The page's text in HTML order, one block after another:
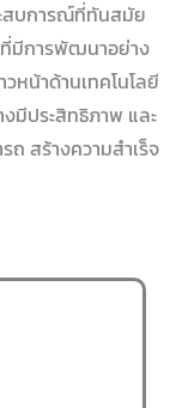
สบการณ์ที่ทันสมัย
มีการพัฒนาอย่าง
หน้าด้านเทคโนโลยี
มีประสิทธิภาพ และ
สร้างความสำเร็จ